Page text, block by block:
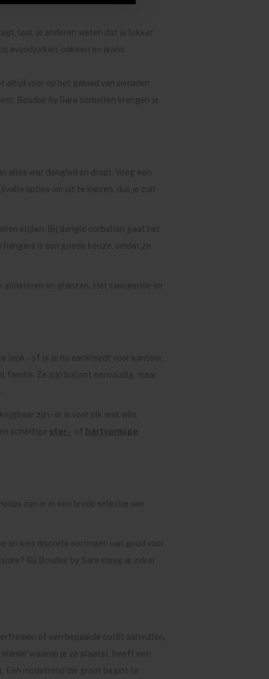
laat je anderen weten dat je lekker
avondjurken, pakken en jeans.
altijd voor op het gebied van sieraden
Boudoir by Sara oorbellen brengen je
alles wat dangled en dropt. Voeg een
opties om uit te kiezen, dus je zult
stijlen. Bij dangle oorbellen gaat het
is een goede keuze, omdat ze
en glanzen. Het swingende en
look – of je je nu aankleedt voor kantoor,
familie. Ze zijn briljant eenvoudig, maar
zijn - er is voor elk wat wils.
schattige ster- of hartvormige
zijn er in een brede selectie van
en kies discrete oorringen van goud voor
Bij Boudoir by Sara slaag je zeker
of een bepaalde outfit aanvullen,
waarop je ze plaatst, heeft een
Een modetrend die groot begint te